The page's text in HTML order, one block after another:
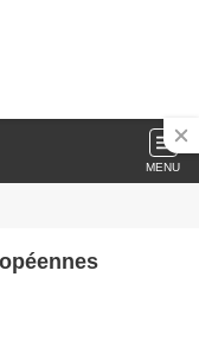
MENU